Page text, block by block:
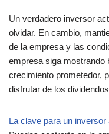
Un verdadero inversor
olvidar. En cambio,
de la empresa y las
empresa siga mostrando
crecimiento prometedor,
disfrutar de los
La clave para un